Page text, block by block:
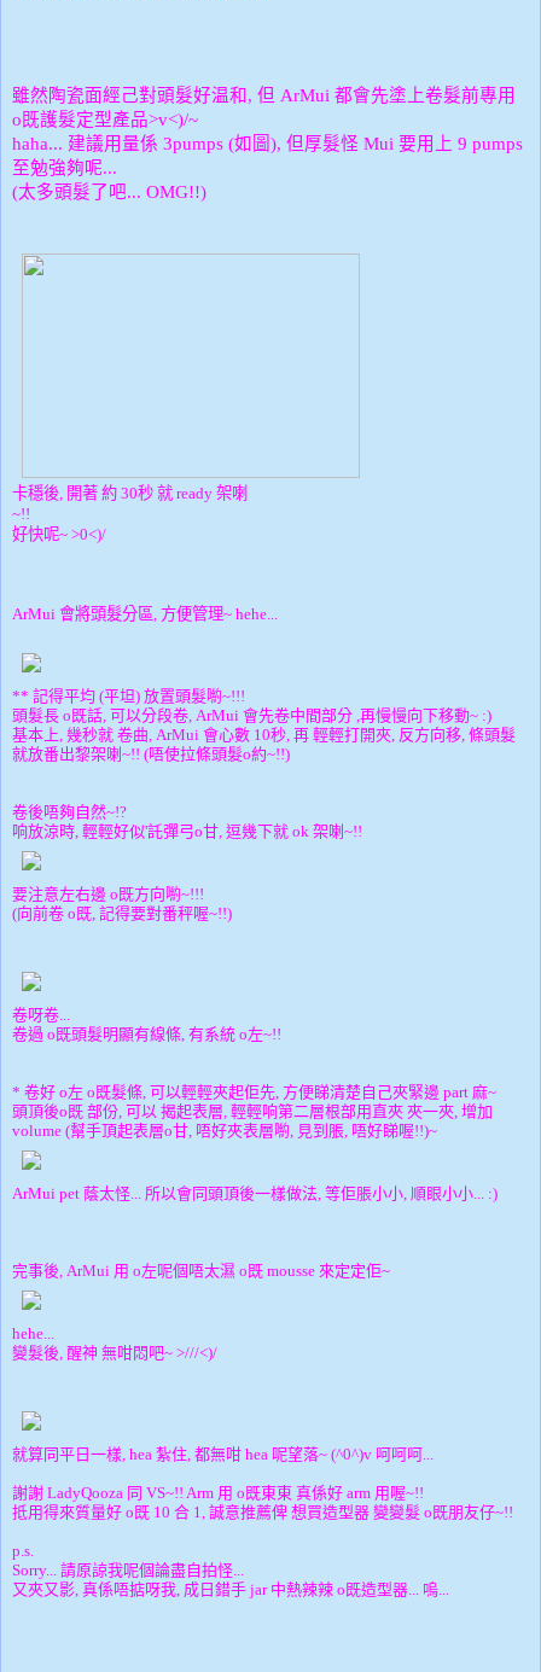
雖然陶瓷面經己對頭髮好温和, 但 ArMui 都會先塗上卷髮前專用
o既護髮定型產品>v<)/~
haha... 建議用量係 3pumps (如圖), 但厚髮怪 Mui 要用上 9 pumps
至勉強夠呢...
(太多頭髮了吧... OMG!!)
卡穩後, 開著約 30秒就 ready 架喇
~!!
好快呢~ >0<)/
ArMui 會將頭髮分區, 方便管理~ hehe...
** 記得平均 (平坦) 放置頭髮喲~!!!
頭髮長 o既話, 可以分段卷, ArMui 會先卷中間部分 ,再慢慢向下移動~ :)
基本上, 幾秒就 卷曲, ArMui 會心數 10秒, 再 輕輕打開夾, 反方向移, 條頭髮
就放番出黎架喇~!! (唔使拉條頭髮o約~!!)
卷後唔夠自然~!?
响放涼時, 輕輕好似'託彈弓o甘, 逗幾下就 ok 架喇~!!
要注意左右邊 o既方向喲~!!!
(向前卷 o既, 記得要對番秤喔~!!)
卷呀卷...
卷過 o既頭髮明顯有線條, 有系統 o左~!!
* 卷好 o左 o既髮條, 可以輕輕夾起佢先, 方便睇清楚自己夾緊邊 part 麻~
頭頂後o既 部份, 可以 揭起表層, 輕輕响第二層根部用直夾 夾一夾, 增加
volume (幫手頂起表層o甘, 唔好夾表層喲, 見到脹, 唔好睇喔!!)~
ArMui pet 蔭太怪... 所以會同頭頂後一樣做法, 等佢脹小小, 順眼小小... :)
完事後, ArMui 用 o左呢個唔太濕 o既 mousse 來定定佢~
hehe...
變髮後, 醒神 無咁悶吧~ >///<)/
就算同平日一樣, hea 紮住, 都無咁 hea 呢望落~ (^0^)v 呵呵呵...
謝謝 LadyQooza 同 VS~!! Arm 用 o既東東 真係好 arm 用喔~!!
抵用得來質量好 o既 10 合 1, 誠意推薦俾 想買造型器 變變髮 o既朋友仔~!!
p.s.
Sorry... 請原諒我呢個論盡自拍怪...
又夾又影, 真係唔掂呀我, 成日錯手 jar 中熱辣辣 o既造型器... 嗚...